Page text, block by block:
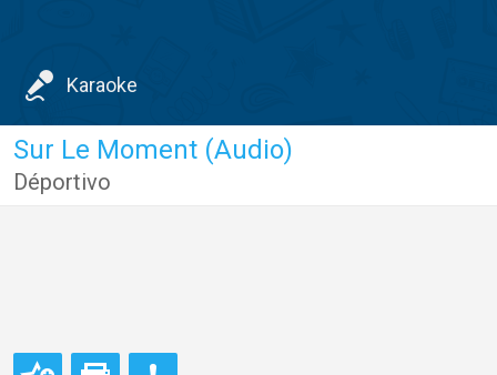
Karaoke
Sur Le Moment (Audio)
Déportivo